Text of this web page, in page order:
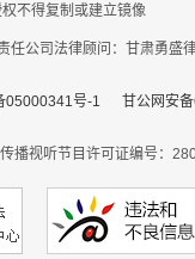
不得复制或建立镜像
任公司法律顾问：甘肃
05000341号-1 甘公网安
播视听节目许可证编号：